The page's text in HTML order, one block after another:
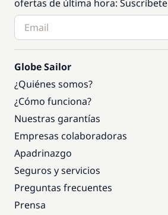
ofertas de última hora: Suscríbete
Globe Sailor
¿Quiénes somos?
¿Cómo funciona?
Nuestras garantías
Empresas colaboradoras
Apadrinazgo
Seguros y servicios
Preguntas frecuentes
Prensa